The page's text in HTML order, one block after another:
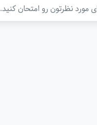
مورد نظرتون رو امتحان کنید.